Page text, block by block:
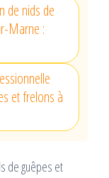
de nids de
Marne :
et frelons à
de guêpes et